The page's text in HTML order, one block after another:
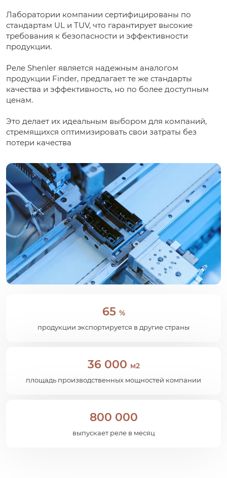
Лаборатории компании сертифицированы по
стандартам UL и TUV, что гарантирует высокие
требования к безопасности и эффективности
продукции.
Реле Shenler является надежным аналогом
продукции Finder, предлагает те же стандарты
качества и эффективность, но по более доступным
ценам.
Это делает их идеальным выбором для компаний,
стремящихся оптимизировать свои затраты без
потери качества
65 %
продукции экспортируется в другие страны
36 000 м2
площадь производственных мощностей компании
800 000
выпускает реле в месяц